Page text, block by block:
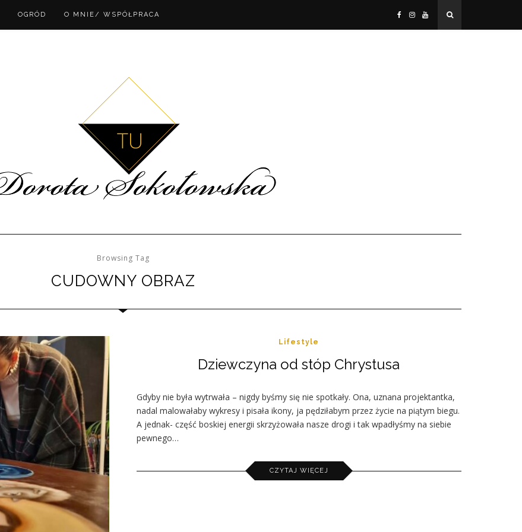
OGRÓD O MNIE/ WSPÓŁPRACA
Browsing Tag
CUDOWNY OBRAZ
Lifestyle
Dziewczyna od stóp Chrystusa
Gdyby nie była wytrwała – nigdy byśmy się nie spotkały. Ona, uznana projektantka,
nadal malowałaby wykresy i pisała ikony, ja pędziłabym przez życie na piątym biegu.
A jednak- część boskiej energii skrzyżowała nasze drogi i tak wpadłyśmy na siebie
pewnego…
CZYTAJ WIĘCEJ